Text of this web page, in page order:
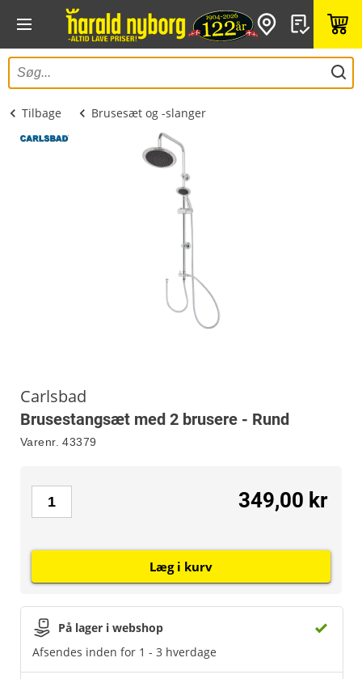
Tilbage Brusesæt og -slanger
Carlsbad
Brusestangsæt med 2 brusere - Rund
Varenr. 43379
På lager i webshop
Afsendes inden for 1 - 3 hverdage
349,00 kr
Læg i kurv